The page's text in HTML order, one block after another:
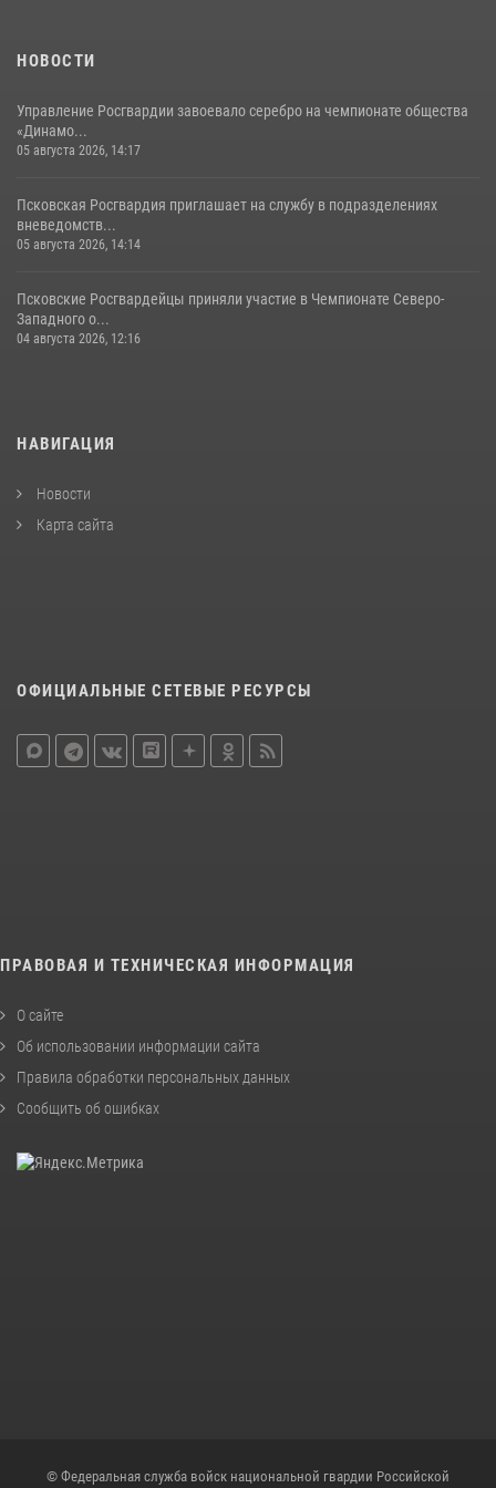
16 июля 2026, 10:24
НОВОСТИ
Управление Росгвардии завоевало серебро на чемпионате общества
«Динамо...
05 августа 2026, 14:17
Псковская Росгвардия приглашает на службу в подразделениях
вневедомств...
05 августа 2026, 14:14
Псковские Росгвардейцы приняли участие в Чемпионате Северо-
Западного о...
04 августа 2026, 12:16
НАВИГАЦИЯ
Новости
Карта сайта
ОФИЦИАЛЬНЫЕ СЕТЕВЫЕ РЕСУРСЫ
ПРАВОВАЯ И ТЕХНИЧЕСКАЯ ИНФОРМАЦИЯ
О сайте
Об использовании информации сайта
Правила обработки персональных данных
Сообщить об ошибках
© Федеральная служба войск национальной гвардии Российской